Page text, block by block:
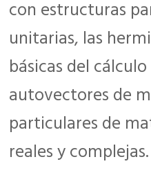
con estructuras
unitarias, las
básicas del
autovectores de
particulares de
reales y complejas.